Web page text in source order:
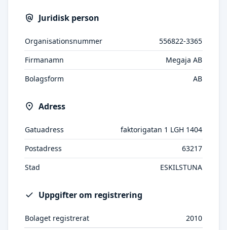
Juridisk person
Organisationsnummer
556822-3365
Firmanamn
Megaja AB
Bolagsform
AB
Adress
Gatuadress
faktorigatan 1 LGH 1404
Postadress
63217
Stad
ESKILSTUNA
Uppgifter om registrering
Bolaget registrerat
2010